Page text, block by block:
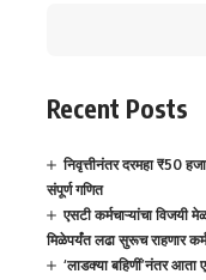
Recent Posts
निवृत्तीनंतर दरमहा ₹50
संपूर्ण गणित
एसटी कर्मचाऱ्यांचा विजयी
मिळेपर्यंत लढा सुरूच राहणार
‘लाडक्या बहिणीं’नंतर आता